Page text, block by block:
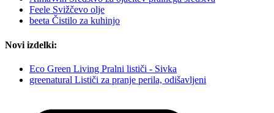
Feele Svižčevo olje
beeta Čistilo za kuhinjo
Novi izdelki:
Eco Green Living Pralni lističi - Sivka
greenatural Lističi za pranje perila, odišavljeni